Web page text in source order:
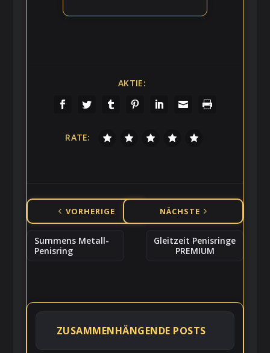
AKTIE:
RATE:
VORHERIGE
Summens Metall-
Penisring
NÄCHSTE
Gleitzeit Penisringe
PREMIUM
ZUSAMMENHÄNGENDE POSTS